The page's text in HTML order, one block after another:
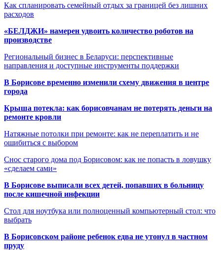
Как спланировать семейный отдых за границей без лишних
расходов
«БЕЛДЖИ» намерен удвоить количество роботов на
производстве
Региональный бизнес в Беларуси: перспективные
направления и доступные инструменты поддержки
В Борисове временно изменили схему движения в центре
города
Крыша потекла: как борисовчанам не потерять деньги на
ремонте кровли
Натяжные потолки при ремонте: как не переплатить и не
ошибиться с выбором
Снос старого дома под Борисовом: как не попасть в ловушку
«сделаем сами»
В Борисове выписали всех детей, попавших в больницу
после кишечной инфекции
Стол для ноутбука или полноценный компьютерный стол: что
выбрать
В Борисовском районе ребенок едва не утонул в частном
пруду